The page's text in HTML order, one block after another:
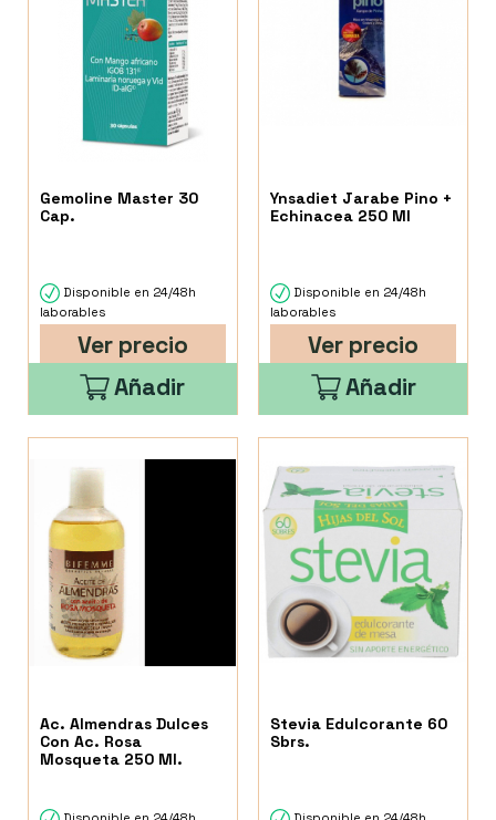
Gemoline Master 30
Cap.
Disponible en 24/48h
laborables
Ver precio
Añadir
Ynsadiet Jarabe Pino +
Echinacea 250 Ml
Disponible en 24/48h
laborables
Ver precio
Añadir
Ac. Almendras Dulces
Con Ac. Rosa
Mosqueta 250 Ml.
Stevia Edulcorante 60
Sbrs.